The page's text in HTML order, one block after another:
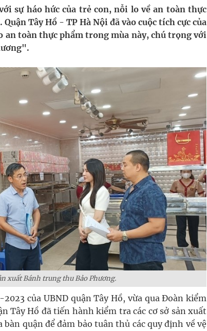
ít ai ngờ tới
sự háo hức của trẻ con, nỗi lo về an toàn thực
Tây Hồ - TP Hà Nội đã vào cuộc tích cực của
an toàn thực phẩm trong mùa này, chú trọng với
xuất Bánh trung thu Bảo Phương.
của UBND quận Tây Hồ, vừa qua Đoàn kiểm
Tây Hồ đã tiến hành kiểm tra các cơ sở sản xuất
quận để đảm bảo tuân thủ các quy định về vệ